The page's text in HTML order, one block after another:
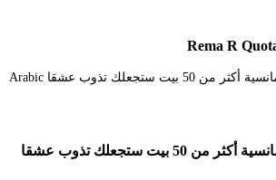
Rema R
أشعار حب وغزل رومانسية أكثر من 50 بيت ستجعلك تذوب عشقا